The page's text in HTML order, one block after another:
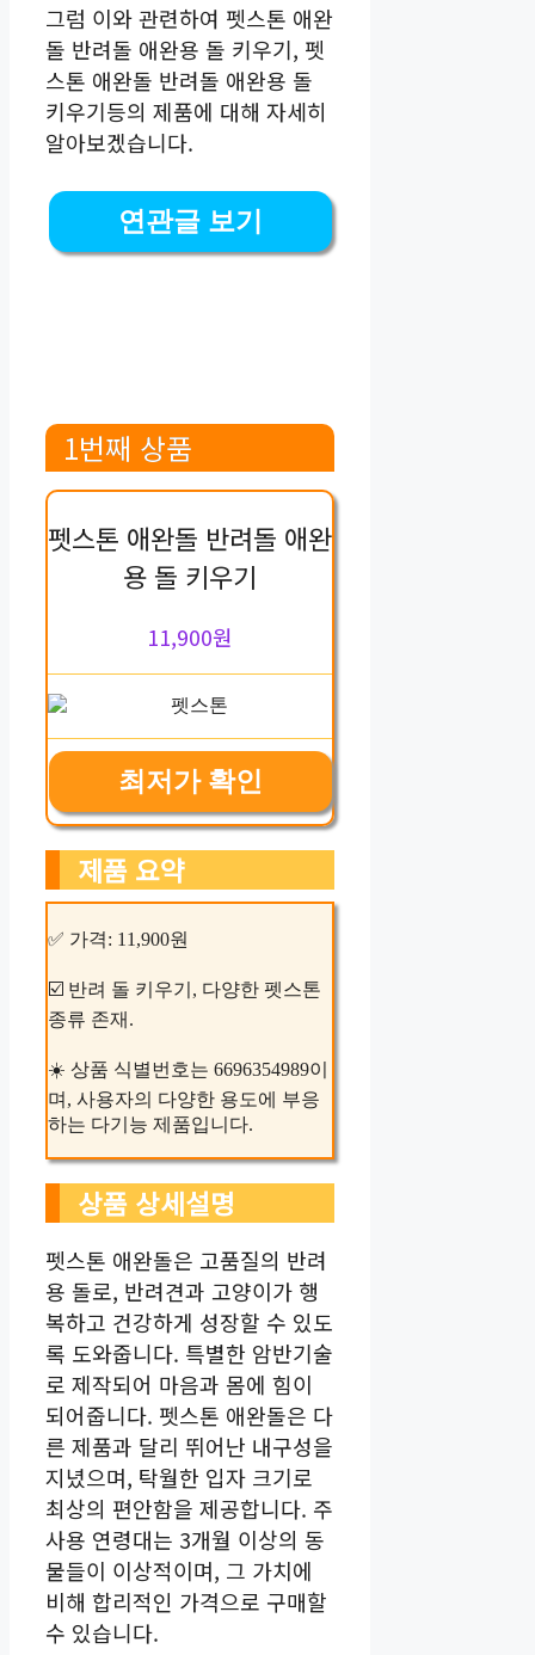
그럼 이와 관련하여 펫스톤 애완
돌 반려돌 애완용 돌 키우기, 펫
스톤 애완돌 반려돌 애완용 돌
키우기등의 제품에 대해 자세히
알아보겠습니다.
연관글 보기
1번째 상품
펫스톤 애완돌 반려돌 애완
용 돌 키우기
11,900원
최저가 확인
제품 요약
✅ 가격: 11,900원
☑️ 반려 돌 키우기, 다양한 펫스톤
종류 존재.
☀️ 상품 식별번호는 6696354989이
며, 사용자의 다양한 용도에 부응
하는 다기능 제품입니다.
상품 상세설명
펫스톤 애완돌은 고품질의 반려
용 돌로, 반려견과 고양이가 행
복하고 건강하게 성장할 수 있도
록 도와줍니다. 특별한 암반기술
로 제작되어 마음과 몸에 힘이
되어줍니다. 펫스톤 애완돌은 다
른 제품과 달리 뛰어난 내구성을
지녔으며, 탁월한 입자 크기로
최상의 편안함을 제공합니다. 주
사용 연령대는 3개월 이상의 동
물들이 이상적이며, 그 가치에
비해 합리적인 가격으로 구매할
수 있습니다.